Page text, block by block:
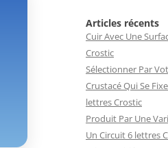
Articles récents
Cuir Avec Une
Crostic
Sélectionner Par
Crustacé Qui Se
lettres Crostic
Produit Par Une
Un Circuit 6 lettres